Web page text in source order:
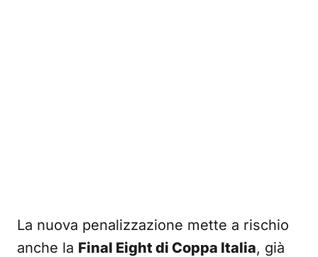
La nuova penalizzazione mette a rischio
anche la Final Eight di Coppa Italia, già